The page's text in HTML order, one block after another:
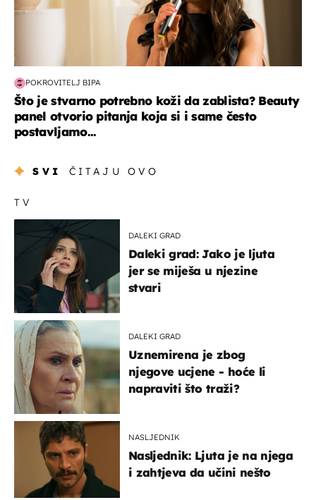
POKROVITELJ BIPA
Što je stvarno potrebno koži da zablista? Beauty
panel otvorio pitanja koja si i same često
postavljamo...
SVI ČITAJU OVO
TV
DALEKI GRAD
Daleki grad: Jako je ljuta
jer se miješa u njezine
stvari
DALEKI GRAD
Uznemirena je zbog
njegove ucjene - hoće li
napraviti što traži?
NASLJEDNIK
Nasljednik: Ljuta je na njega
i zahtjeva da učini nešto